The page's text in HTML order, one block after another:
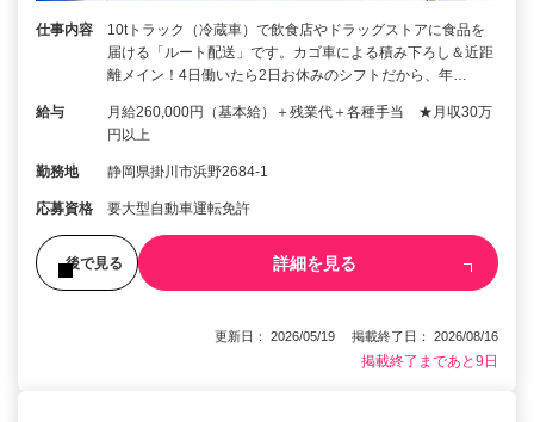
仕事内容
10tトラック（冷蔵車）で飲食店やドラッグストアに食品を
届ける「ルート配送」です。カゴ車による積み下ろし＆近距
離メイン！4日働いたら2日お休みのシフトだから、年…
給与
月給260,000円（基本給）＋残業代＋各種手当 ★月収30万
円以上
勤務地 静岡県掛川市浜野2684-1
応募資格 要大型自動車運転免許
後で見る 詳細を見る
更新日： 2026/05/19 掲載終了日： 2026/08/16
掲載終了まであと9日